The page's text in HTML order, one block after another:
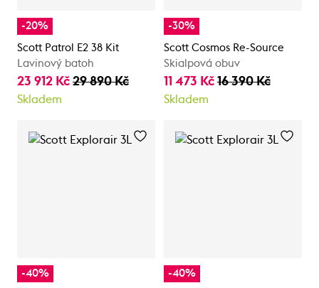
-20%
Scott Patrol E2 38 Kit
Lavinový batoh
23 912 Kč 29 890 Kč
Skladem
-30%
Scott Cosmos Re-Source
Skialpová obuv
11 473 Kč 16 390 Kč
Skladem
-40% -40%